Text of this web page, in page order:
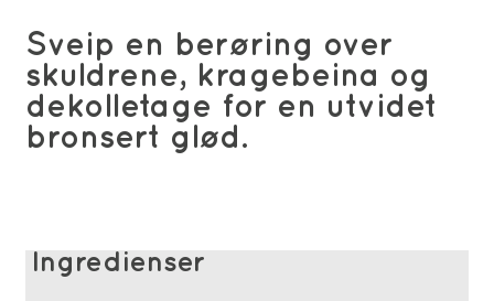
Sveip en berøring over
skuldrene, kragebeina og
dekolletage for en utvidet
bronsert glød.
Ingredienser